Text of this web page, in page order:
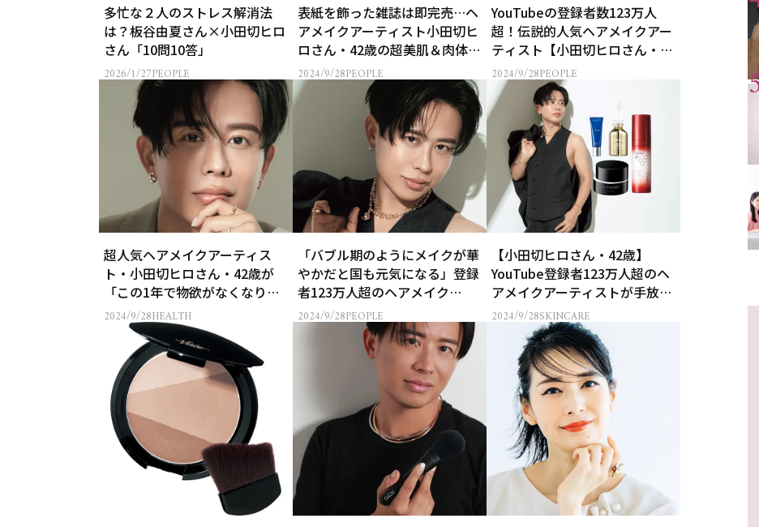
多忙な２人のストレス解消法
は？板谷由夏さん×小田切ヒロ
さん「10問10答」
2026/1/27PEOPLE
表紙を飾った雑誌は即完売…ヘ
アメイクアーティスト小田切ヒ
ロさん・42歳の超美肌＆肉体美
【特別画像集】
2024/9/28PEOPLE
YouTubeの登録者数123万人
超！伝説的人気ヘアメイクアー
ティスト【小田切ヒロさん・42
歳】が語る１年の変化
2024/9/28PEOPLE
超人気ヘアメイクアーティス
ト・小田切ヒロさん・42歳が
「この1年で物欲がなくなりま
した」と語る理由
2024/9/28HEALTH
「バブル期のようにメイクが華
やかだと国も元気になる」登録
者123万人超のヘアメイク
YouTuber【小田切ヒロさん・
42歳】の野望
2024/9/28PEOPLE
【小田切ヒロさん・42歳】
YouTube登録者123万人超のヘ
アメイクアーティストが手放せ
なかった「国宝級コスメ」とは
2024/9/28SKINCARE